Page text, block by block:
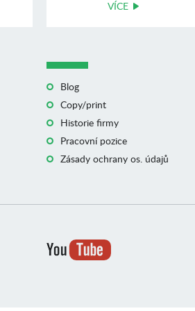
VÍCE
Blog
Copy/print
Historie firmy
Pracovní pozice
Zásady ochrany os. údajů